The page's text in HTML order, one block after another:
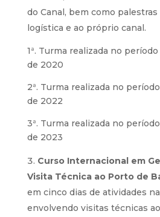
do Canal, bem como palestras
logística e ao próprio canal.
1ª. Turma realizada no
de 2020
2ª. Turma realizada no
de 2022
3ª. Turma realizada no
de 2023
Curso Internacional em
Visita Técnica ao Porto de
em cinco dias de atividades
envolvendo visitas técnicas